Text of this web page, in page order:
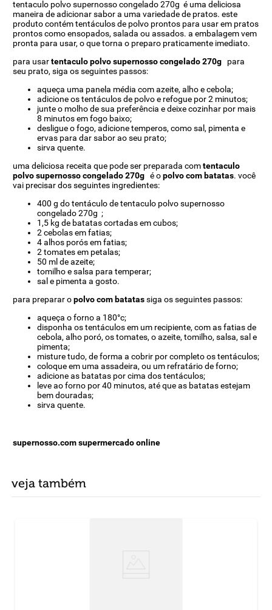
tentaculo polvo supernosso congelado 270g é uma deliciosa
maneira de adicionar sabor a uma variedade de pratos. este
produto contém tentáculos de polvo prontos para usar em pratos
prontos como ensopados, salada ou assados. a embalagem vem
pronta para usar, o que torna o preparo praticamente imediato.
para usartentaculo polvo supernosso congelado 270g
para
seu prato, siga os seguintes passos:
aqueça uma panela média com azeite, alho e cebola;
adicione os tentáculos de polvo e refogue por 2 minutos;
junte o molho de sua preferência e deixe cozinhar por mais
8 minutos em fogo baixo;
desligue o fogo, adicione temperos, como sal, pimenta e
ervas para dar sabor ao seu prato;
sirva quente.
uma deliciosa receita que pode ser preparada comtentaculo
polvo supernosso congelado 270g é opolvo com batatas. você
vai precisar dos seguintes ingredientes:
400 g do tentáculo de tentaculo polvo supernosso
congelado 270g ;
1,5 kg de batatas cortadas em cubos;
2 cebolas em fatias;
4 alhos porós em fatias;
2 tomates em petalas;
50 ml de azeite;
tomilho e salsa para temperar;
sal e pimenta a gosto.
para preparar opolvo com batatassiga os seguintes passos:
aqueça o forno a 180°c;
disponha os tentáculos em um recipiente, com as fatias de
cebola, alho poró, os tomates, o azeite, tomilho, salsa, sal e
pimenta;
misture tudo, de forma a cobrir por completo os tentáculos;
coloque em uma assadeira, ou um refratário de forno;
adicione as batatas por cima dos tentáculos;
leve ao forno por 40 minutos, até que as batatas estejam
bem douradas;
sirva quente.
supernosso.com supermercado online
veja também